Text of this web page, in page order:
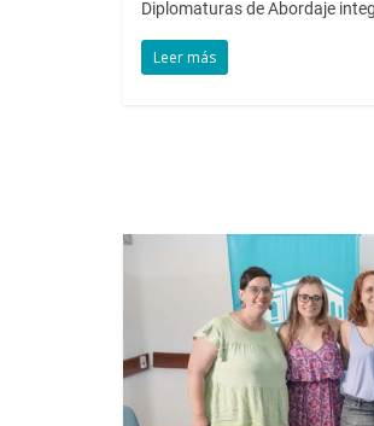
Diplomaturas de Abordaje
Leer más